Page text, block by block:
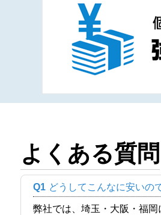
よくある質問
Q1 どうしてこんなに安いの
弊社では、埼玉・大阪・福